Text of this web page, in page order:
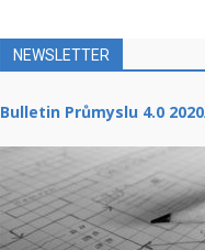
NEWSLETTER
Bulletin Průmyslu 4.0